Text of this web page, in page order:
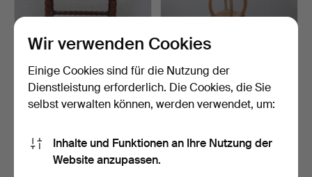
NÄHKÄSTCHEN, auf
Gestell, bäuerlicher Stil…
Beendet 18. Jun 2026
PIEDESTAL, Holz,
Jugendstil,
Jahrhundertwe…
Beendet 17. Jun 2026
Wir verwenden Cookies
Einige Cookies sind für die Nutzung der
Dienstleistung erforderlich. Die Cookies, die Sie
selbst verwalten können, werden verwendet, um:
Inhalte und Funktionen an Ihre Nutzung der
Website anzupassen.